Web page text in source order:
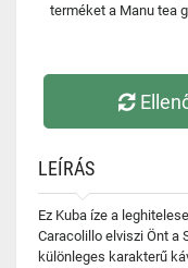
terméket a Manu tea
LEÍRÁS
Ez Kuba íze a
Caracolillo elviszi Önt a
különleges karakterű